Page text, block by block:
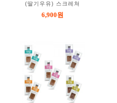
(딸기우유) 스크레쳐
6,900원